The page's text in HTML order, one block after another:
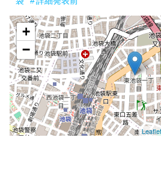
+
−
Leaflet